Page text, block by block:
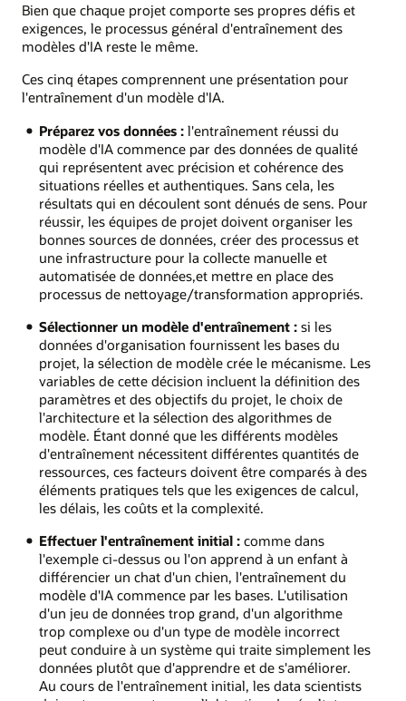
Bien que chaque projet comporte ses propres défis et
exigences, le processus général d'entraînement des
modèles d'IA reste le même.
Ces cinq étapes comprennent une présentation pour
l'entraînement d'un modèle d'IA.
Préparez vos données :l'entraînement réussi du
modèle d'IA commence par des données de qualité
qui représentent avec précision et cohérence des
situations réelles et authentiques. Sans cela, les
résultats qui en découlent sont dénués de sens. Pour
réussir, les équipes de projet doivent organiser les
bonnes sources de données, créer des processus et
une infrastructure pour la collecte manuelle et
automatisée de données,et mettre en place des
processus de nettoyage/transformation appropriés.
Sélectionner un modèle d'entraînement :si les
données d'organisation fournissent les bases du
projet, la sélection de modèle crée le mécanisme. Les
variables de cette décision incluent la définition des
paramètres et des objectifs du projet, le choix de
l'architecture et la sélection des algorithmes de
modèle. Étant donné que les différents modèles
d'entraînement nécessitent différentes quantités de
ressources, ces facteurs doivent être comparés à des
éléments pratiques tels que les exigences de calcul,
les délais, les coûts et la complexité.
Effectuer l'entraînement initial :comme dans
l'exemple ci-dessus ou l'on apprend à un enfant à
différencier un chat d'un chien, l'entraînement du
modèle d'IA commence par les bases. L'utilisation
d'un jeu de données trop grand, d'un algorithme
trop complexe ou d'un type de modèle incorrect
peut conduire à un système qui traite simplement les
données plutôt que d'apprendre et de s'améliorer.
Au cours de l'entraînement initial, les data scientists